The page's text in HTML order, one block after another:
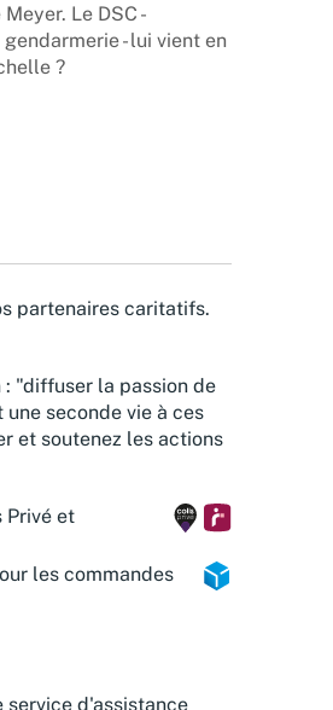
Le DSC -
- lui vient en
?
partenaires caritatifs.
"diffuser la passion de
seconde vie à ces
et soutenez les actions
Privé et
les commandes
service d'assistance